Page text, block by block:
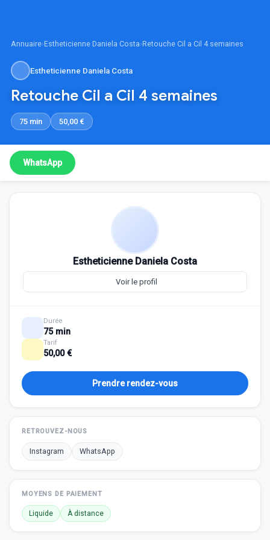
Annuaire›Estheticienne Daniela Costa›Retouche Cil a Cil 4 semaines
Estheticienne Daniela Costa
Retouche Cil a Cil 4 semaines
75 min 50,00 €
WhatsApp
Estheticienne Daniela Costa
Voir le profil
Durée
75 min
Tarif
50,00 €
Prendre rendez-vous
RETROUVEZ-NOUS
Instagram WhatsApp
MOYENS DE PAIEMENT
Liquide À distance